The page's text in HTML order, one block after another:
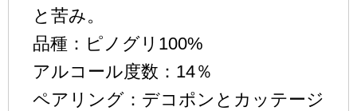
と苦み。
品種：ピノグリ100%
アルコール度数：14％
ペアリング：デコポンとカッテージ